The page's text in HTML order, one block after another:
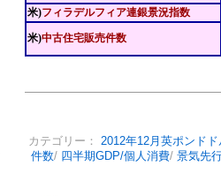
米)フィラデルフィア連銀景況指数
米)中古住宅販売件数
カテゴリー： 2012年12月英ポンドド
件数/ 四半期GDP/個人消費/ 景気先